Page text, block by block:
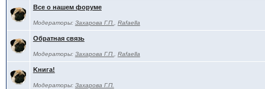
Все о нашем форуме
Модераторы: Захарова Г.П. Rafaella
Обратная связь
Модераторы: Захарова Г.П. Rafaella
Kнига!
Модераторы: Захарова Г.П.